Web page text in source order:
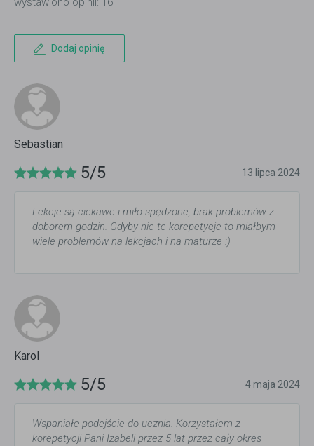
Dodaj opinię
Sebastian
5/5 13 lipca 2024
Lekcje są ciekawe i miło spędzone, brak problemów z
doborem godzin. Gdyby nie te korepetycje to miałbym
wiele problemów na lekcjach i na maturze :)
Karol
5/5 4 maja 2024
Wspaniałe podejście do ucznia. Korzystałem z
korepetycji Pani Izabeli przez 5 lat przez cały okres